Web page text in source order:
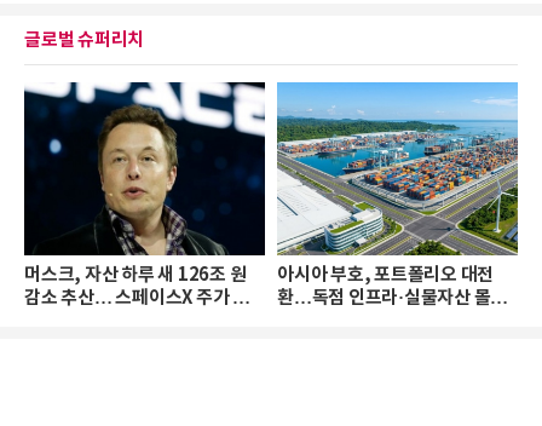
글로벌 슈퍼리치
머스크, 자산 하루 새 126조 원
감소 추산… 스페이스X 주가 하
아시아 부호, 포트폴리오 대전
환…독점 인프라·실물자산 몰린